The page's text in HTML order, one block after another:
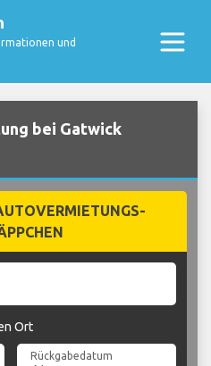
und
bei Gatwick
Ort
Rückgabedatum